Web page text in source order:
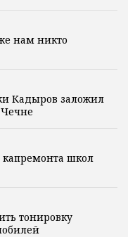
нам никто
Кадыров заложил
школ
тонировку